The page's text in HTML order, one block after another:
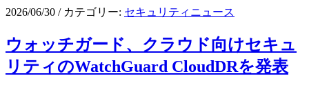
2026/06/30 / カテゴリー: セキュリティニュース
ウォッチガード、クラウド向けセキュ
リティのWatchGuard CloudDRを発表